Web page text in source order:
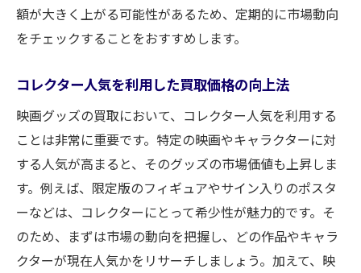
市場動向を反映した価値評価の変化
映画グッズ買取の流れと買取大吉の安心サポー
初回査定の流れとポイント
買取大吉のサポート体制を活用する
買取契約締結から現金化までのプロセス
アフターサポートの内容を確認する
トラブルを未然に防ぐための注意点
安心して取引を進めるためのヒント
買取大吉で実践する映画グッズ買取の安全対策
額が大きく上がる可能性があるため、定期的に市場動向
をチェックすることをおすすめします。
コレクター人気を利用した買取価格の向上法
映画グッズの買取において、コレクター人気を利用する
ことは非常に重要です。特定の映画やキャラクターに対
する人気が高まると、そのグッズの市場価値も上昇しま
す。例えば、限定版のフィギュアやサイン入りのポスタ
ーなどは、コレクターにとって希少性が魅力的です。そ
のため、まずは市場の動向を把握し、どの作品やキャラ
クターが現在人気かをリサーチしましょう。加えて、映